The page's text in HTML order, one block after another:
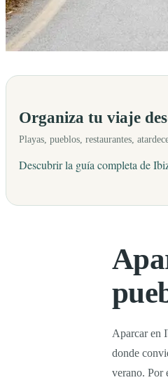
Organiza tu viaje
Playas, pueblos, restaurantes,
Descubrir la guía completa de
Aparcar en
donde
verano. Por